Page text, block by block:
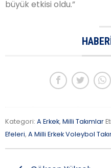
büyük etkisi oldu.”
Kategori: A Erkek, Milli Takımlar
Efeleri, A Milli Erkek Voleybol